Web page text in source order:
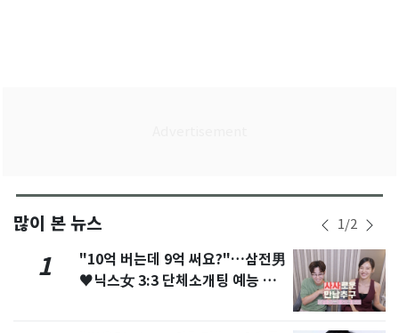
많이 본 뉴스 1/2
1
"10억 버는데 9억 써요?"…삼전男
♥닉스女 3:3 단체소개팅 예능 화